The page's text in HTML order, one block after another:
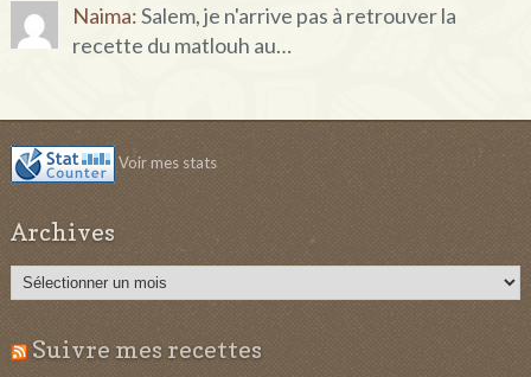
Naima:Salem, je n'arrive pas à retrouver la
recette du matlouh au…
Voir mes stats
Archives
Archives
Suivre mes recettes